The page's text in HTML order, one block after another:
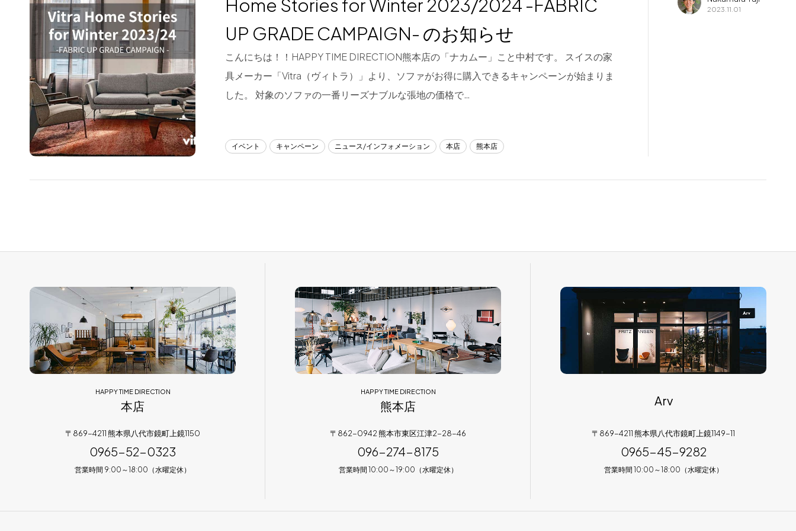
Blog
About us
for Business
Recruit
Contact
熊本店
096-274-8175
0965-45-9282
Home Stories for Winter 2023/2024 -FABRIC
UP GRADE CAMPAIGN- のお知らせ
こんにちは！！HAPPY TIME DIRECTION熊本店の「ナカムー」こと中村です。 スイスの家
具メーカー「Vitra（ヴィトラ）」より、ソファがお得に購入できるキャンペーンが始まりま
した。 対象のソファの一番リーズナブルな張地の価格で…
イベント キャンペーン ニュース/インフォメーション 本店 熊本店
2023.11.01
HAPPY TIME DIRECTION
本店
〒869-4211 熊本県八代市鏡町上鏡1150
0965-52-0323
営業時間 9:00～18:00（水曜定休）
HAPPY TIME DIRECTION
熊本店
〒862-0942 熊本市東区江津2-28-46
096-274-8175
営業時間 10:00～19:00（水曜定休）
Arv
〒869-4211 熊本県八代市鏡町上鏡1149-11
0965-45-9282
営業時間 10:00～18:00（水曜定休）